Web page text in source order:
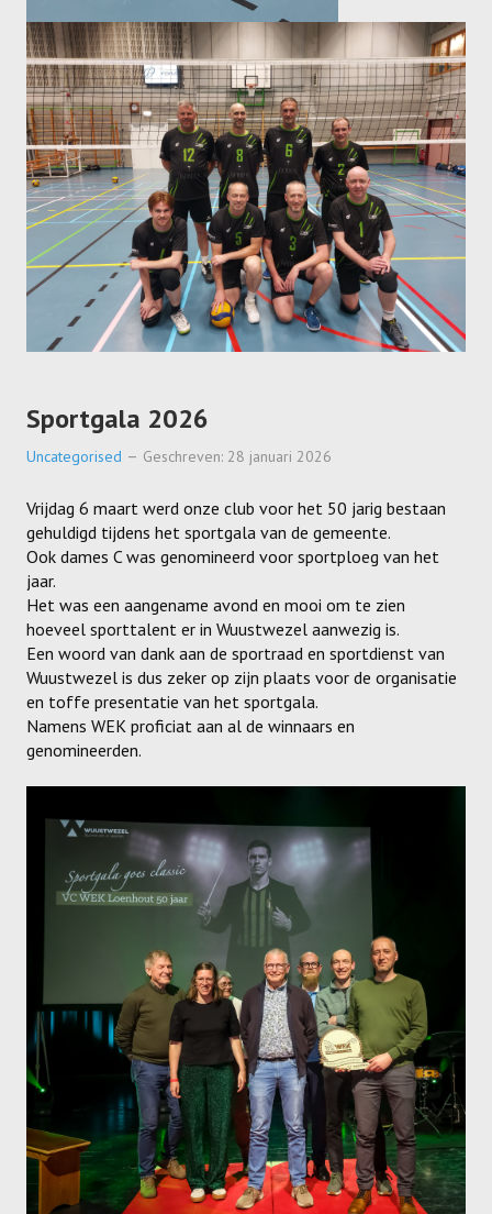
Sportgala 2026
Uncategorised Geschreven: 28 januari 2026
Vrijdag 6 maart werd onze club voor het 50 jarig bestaan
gehuldigd tijdens het sportgala van de gemeente.
Ook dames C was genomineerd voor sportploeg van het
jaar.
Het was een aangename avond en mooi om te zien
hoeveel sporttalent er in Wuustwezel aanwezig is.
Een woord van dank aan de sportraad en sportdienst van
Wuustwezel is dus zeker op zijn plaats voor de organisatie
en toffe presentatie van het sportgala.
Namens WEK proficiat aan al de winnaars en
genomineerden.